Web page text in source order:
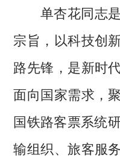
单杏花同志
宗旨，以科技创
路先锋，是新时
面向国家需求，
国铁路客票系统
输组织、旅客服